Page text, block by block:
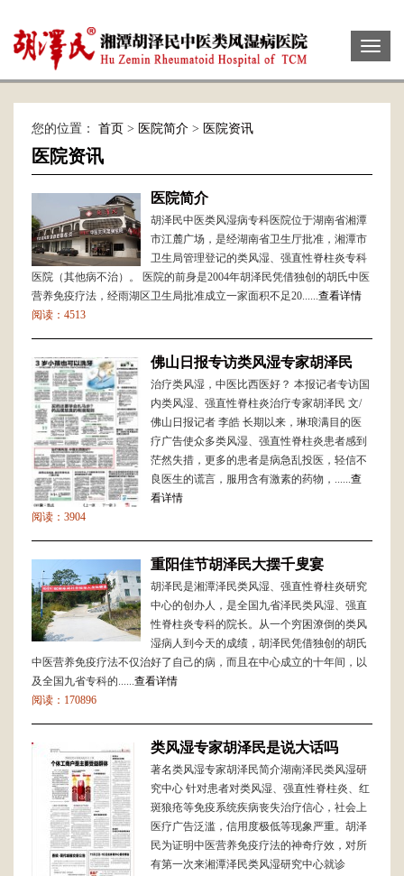
Toggle
您的位置： 首页 > 医院简介 > 医院资讯
医院资讯
医院简介
胡泽民中医类风湿病专科医院位于湖南省湘潭
市江麓广场，是经湖南省卫生厅批准，湘潭市
卫生局管理登记的类风湿、强直性脊柱炎专科
医院（其他病不治）。 医院的前身是2004年胡泽民凭借独创的胡氏中医
营养免疫疗法，经雨湖区卫生局批准成立一家面积不足20......查看详情
阅读：4513
佛山日报专访类风湿专家胡泽民
治疗类风湿，中医比西医好？ 本报记者专访国
内类风湿、强直性脊柱炎治疗专家胡泽民 文/
佛山日报记者 李皓 长期以来，琳琅满目的医
疗广告使众多类风湿、强直性脊柱炎患者感到
茫然失措，更多的患者是病急乱投医，轻信不
良医生的谎言，服用含有激素的药物，......查
看详情
阅读：3904
重阳佳节胡泽民大摆千叟宴
胡泽民是湘潭泽民类风湿、强直性脊柱炎研究
中心的创办人，是全国九省泽民类风湿、强直
性脊柱炎专科的院长。从一个穷困潦倒的类风
湿病人到今天的成绩，胡泽民凭借独创的胡氏
中医营养免疫疗法不仅治好了自己的病，而且在中心成立的十年间，以
及全国九省专科的......查看详情
阅读：170896
类风湿专家胡泽民是说大话吗
著名类风湿专家胡泽民简介湖南泽民类风湿研
究中心 针对患者对类风湿、强直性脊柱炎、红
斑狼疮等免疫系统疾病丧失治疗信心，社会上
医疗广告泛滥，信用度极低等现象严重。胡泽
民为证明中医营养免疫疗法的神奇疗效，对所
有第一次来湘潭泽民类风湿研究中心就诊